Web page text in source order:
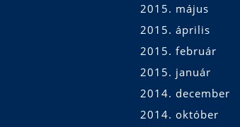
2015. május
2015. április
2015. február
2015. január
2014. december
2014. október